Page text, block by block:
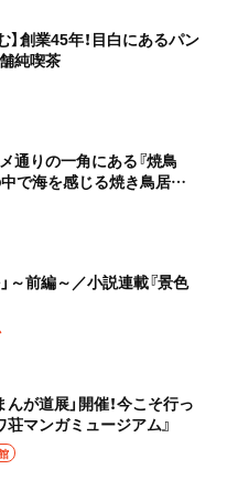
】創業45年！目白にあるパン
純喫茶
通りの一角にある『焼鳥
中で海を感じる焼き鳥居酒
～前編～／小説連載『景色
が道展」開催！今こそ行っ
荘マンガミュージアム』